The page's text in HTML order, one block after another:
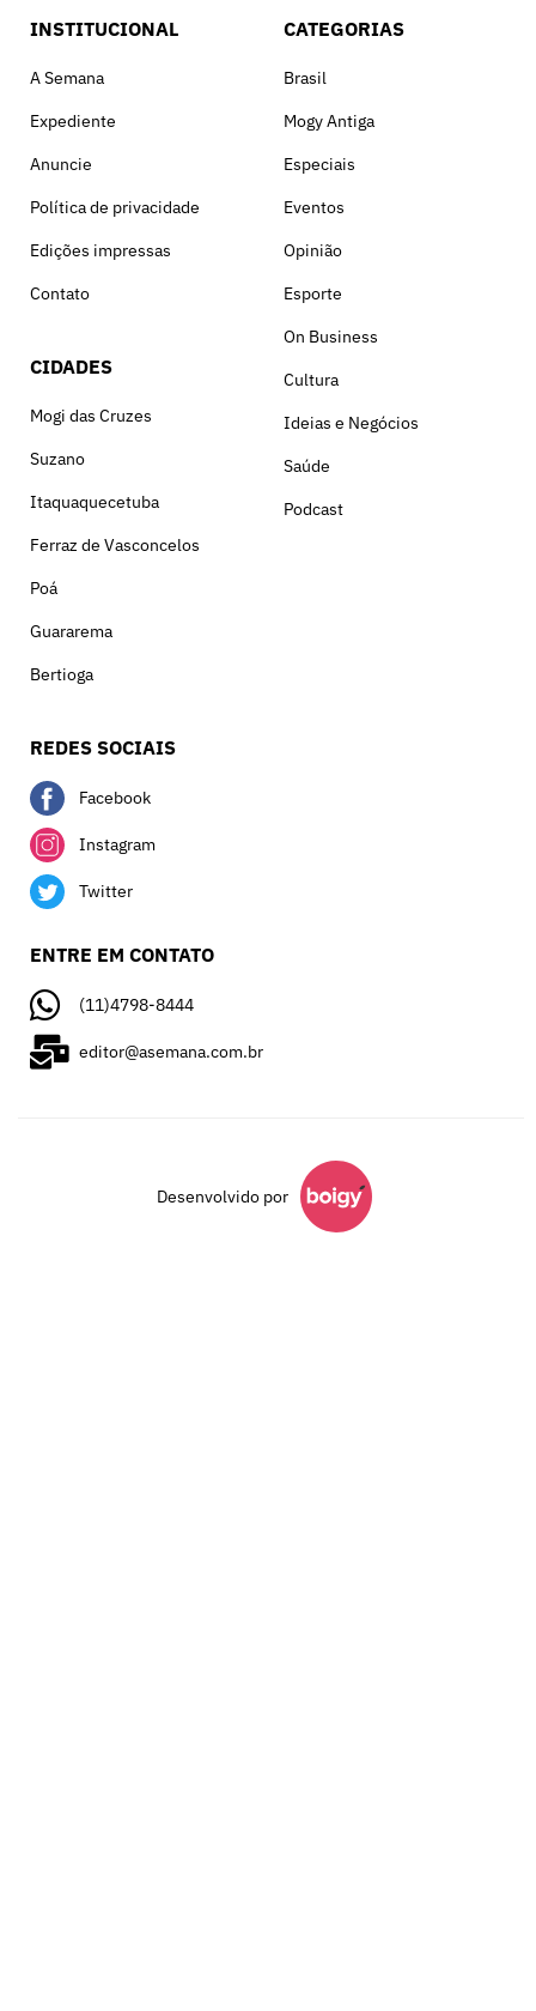
INSTITUCIONAL
A Semana
Expediente
Anuncie
Política de privacidade
Edições impressas
Contato
CIDADES
Mogi das Cruzes
Suzano
Itaquaquecetuba
Ferraz de Vasconcelos
Poá
Guararema
Bertioga
CATEGORIAS
Brasil
Mogy Antiga
Especiais
Eventos
Opinião
Esporte
On Business
Cultura
Ideias e Negócios
Saúde
Podcast
REDES SOCIAIS
Facebook
Instagram
Twitter
ENTRE EM CONTATO
(11)4798-8444
editor@asemana.com.br
Desenvolvido por